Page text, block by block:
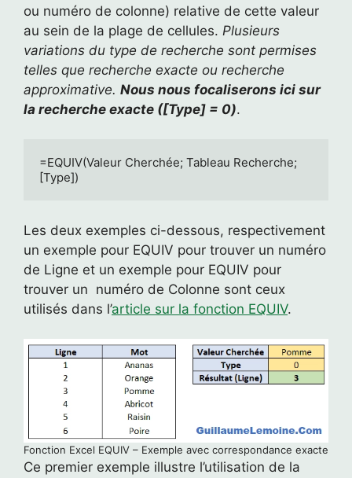
ou numéro de colonne) relative de cette valeur
au sein de la plage de cellules. Plusieurs
variations du type de recherche sont permises
telles que recherche exacte ou recherche
approximative. Nous nous focaliserons ici sur
la recherche exacte ([Type] = 0).
=EQUIV(Valeur Cherchée; Tableau Recherche;
[Type])
Les deux exemples ci-dessous, respectivement
un exemple pour EQUIV pour trouver un numéro
de Ligne et un exemple pour EQUIV pour
trouver un numéro de Colonne sont ceux
utilisés dans l’article sur la fonction EQUIV.
Fonction Excel EQUIV – Exemple avec correspondance exacte
Ce premier exemple illustre l’utilisation de la